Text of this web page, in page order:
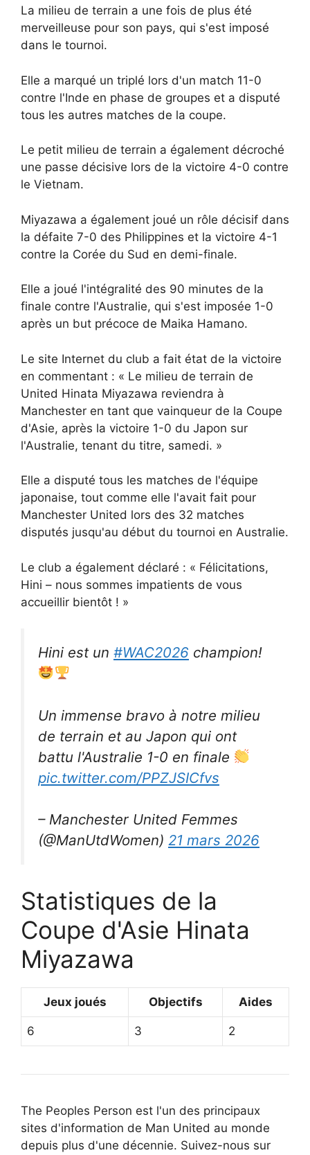
La milieu de terrain a une fois de plus été
merveilleuse pour son pays, qui s'est imposé
dans le tournoi.
Elle a marqué un triplé lors d'un match 11-0
contre l'Inde en phase de groupes et a disputé
tous les autres matches de la coupe.
Le petit milieu de terrain a également décroché
une passe décisive lors de la victoire 4-0 contre
le Vietnam.
Miyazawa a également joué un rôle décisif dans
la défaite 7-0 des Philippines et la victoire 4-1
contre la Corée du Sud en demi-finale.
Elle a joué l'intégralité des 90 minutes de la
finale contre l'Australie, qui s'est imposée 1-0
après un but précoce de Maika Hamano.
Le site Internet du club a fait état de la victoire
en commentant : « Le milieu de terrain de
United Hinata Miyazawa reviendra à
Manchester en tant que vainqueur de la Coupe
d'Asie, après la victoire 1-0 du Japon sur
l'Australie, tenant du titre, samedi. »
Elle a disputé tous les matches de l'équipe
japonaise, tout comme elle l'avait fait pour
Manchester United lors des 32 matches
disputés jusqu'au début du tournoi en Australie.
Le club a également déclaré : « Félicitations,
Hini – nous sommes impatients de vous
accueillir bientôt ! ​​»
Hini est un #WAC2026 champion!
Un immense bravo à notre milieu
de terrain et au Japon qui ont
battu l'Australie 1-0 en finale
pic.twitter.com/PPZJSICfvs
– Manchester United Femmes
(@ManUtdWomen) 21 mars 2026
Statistiques de la
Coupe d'Asie Hinata
Miyazawa
Jeux joués Objectifs Aides
6 3 2
The Peoples Person est l'un des principaux
sites d'information de Man United au monde
depuis plus d'une décennie. Suivez-nous sur